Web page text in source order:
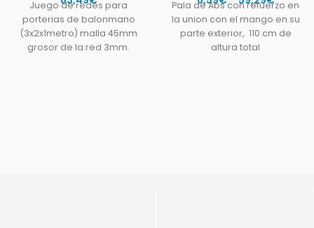
Juego de redes para
porterias de balonmano
(3x2x1metro) malla 45mm
grosor de la red 3mm.
Pala de Abs con refuerzo en
la union con el mango en su
parte exterior, 110 cm de
altura total